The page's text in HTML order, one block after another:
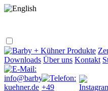
Produkte
Downloads Über uns Kontakt